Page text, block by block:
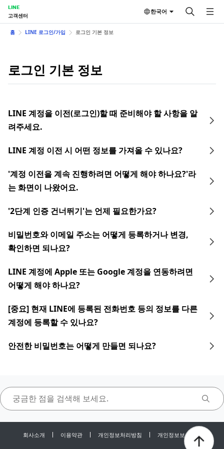
LINE
고객센터
한국어
홈 LINE 로그인/가입 로그인 기본 정보
로그인 기본 정보
LINE 계정을 이전(로그인)할 때 준비해야 할 사항을 알
려주세요.
LINE 계정 이전 시 어떤 정보를 가져올 수 있나요?
'계정 이전을 계속 진행하려면 어떻게 해야 하나요?'라
는 화면이 나왔어요.
'2단계 인증 건너뛰기'는 언제 필요한가요?
비밀번호와 이메일 주소는 어떻게 등록하거나 변경,
확인하면 되나요?
LINE 계정에 Apple 또는 Google 계정을 연동하려면
어떻게 해야 하나요?
[중요] 현재 LINE에 등록된 전화번호 등의 정보를 다른
계정에 등록할 수 있나요?
안전한 비밀번호는 어떻게 만들면 되나요?
회사소개 이용약관 개인정보처리방침 개인정보보호센터